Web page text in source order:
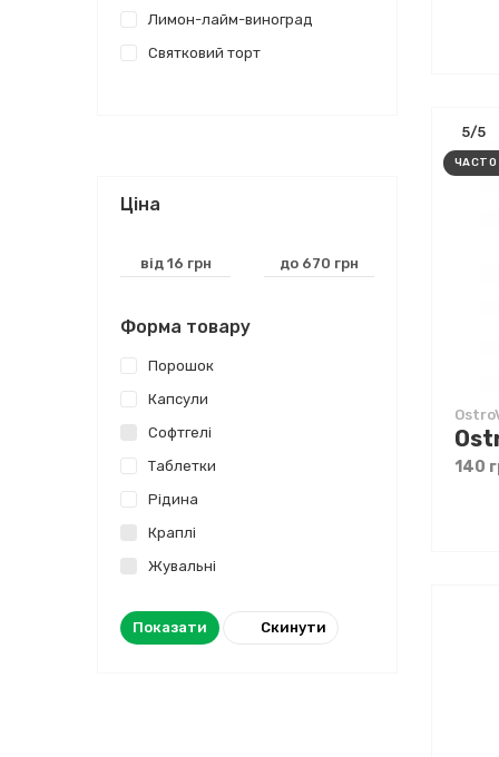
Лимон-лайм-виноград
Святковий торт
Ціна
Форма товару
Порошок
Капсули
Софтгелі
Таблетки
Рідина
Краплі
Жувальні
Показати Скинути
5/5
ЧАСТО
140